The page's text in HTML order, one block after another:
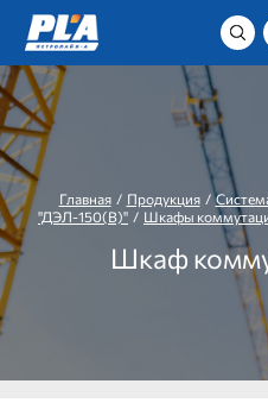
Главная/ Продукция/
"ДЭЛ-150(В)" / Шкафы
Шкаф